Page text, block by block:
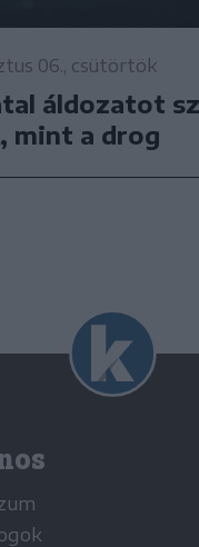
06., csütörtök
áldozatot
mint a drog